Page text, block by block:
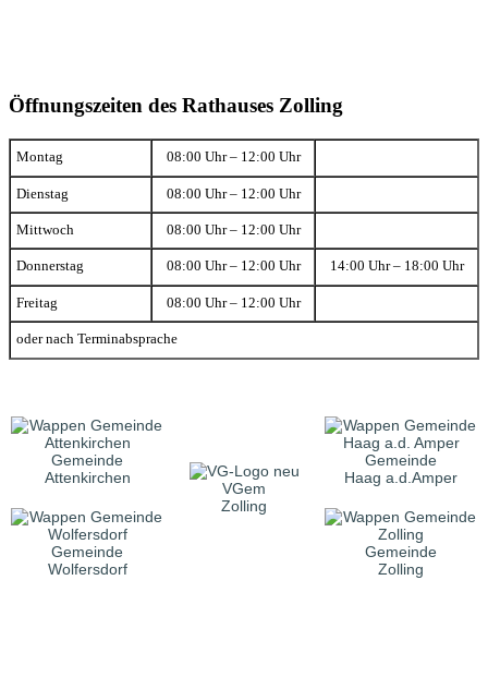
Öffnungszeiten des Rathauses Zolling
Montag 08:00 Uhr – 12:00 Uhr
Dienstag 08:00 Uhr – 12:00 Uhr
Mittwoch 08:00 Uhr – 12:00 Uhr
Donnerstag 08:00 Uhr – 12:00 Uhr 14:00 Uhr – 18:00 Uhr
Freitag 08:00 Uhr – 12:00 Uhr
oder nach Terminabsprache
Gemeinde
Attenkirchen
VGem
Zolling
Gemeinde
Haag a.d.Amper
Gemeinde
Wolfersdorf
Gemeinde
Zolling